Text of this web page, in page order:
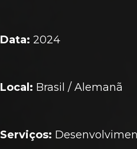
Data: 2024
Local: Brasil / Alemanã
Serviços: